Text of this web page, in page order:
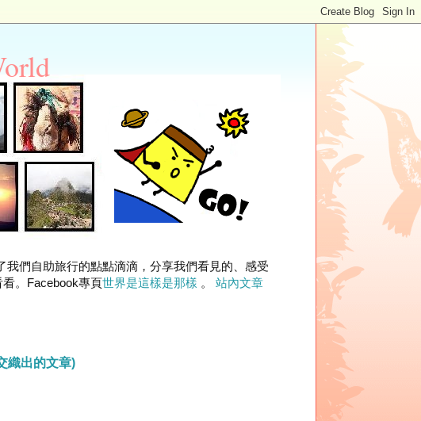
們自助旅行的點點滴滴，分享我們看見的、感受
。Facebook專頁世界是這樣是那樣 。
站內文章
織出的文章)